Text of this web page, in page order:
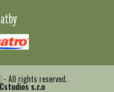
All rights reserved.
Cstudios s.r.o